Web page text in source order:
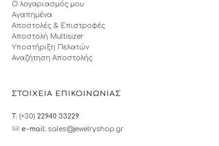
Ο λογαριασμός μου
Αγαπημένα
Αποστολές & Επιστροφές
Αποστολή Multisizer
Υποστήριξη Πελατών
Αναζήτηση Αποστολής
ΣΤΟΙΧΕΙΑ ΕΠΙΚΟΙΝΩΝΙΑΣ
T. (+30) 22940 33229
e-mail: sales@jewelryshop.gr